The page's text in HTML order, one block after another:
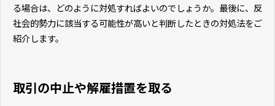
る場合は、どのように対処すればよいのでしょうか。最後に、反
社会的勢力に該当する可能性が高いと判断したときの対処法をご
紹介します。
取引の中止や解雇措置を取る